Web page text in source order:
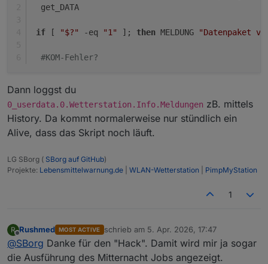
  get_DATA
if [ "$?" -eq "1" ]; then MELDUNG "Datenpaket
#KOM-Fehler?
Dann loggst du
0_userdata.0.Wetterstation.Info.Meldungen zB. mittels
History. Da kommt normalerweise nur stündlich ein
Alive, dass das Skript noch läuft.
LG SBorg ( SBorg auf GitHub)
Projekte: Lebensmittelwarnung.de WLAN-Wetterstation PimpMyStation
1
R
Offline
Rushmed MOST ACTIVE schrieb am 5. Apr. 2026, 17:47
zuletzt editiert von
@SBorg Danke für den "Hack". Damit wird mir ja sogar
die Ausführung des Mitternacht Jobs angezeigt.